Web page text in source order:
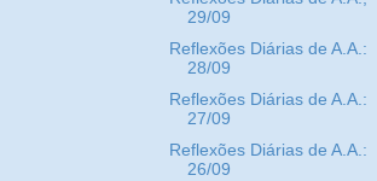
29/09
Reflexões Diárias de A.A.:
28/09
Reflexões Diárias de A.A.:
27/09
Reflexões Diárias de A.A.:
26/09